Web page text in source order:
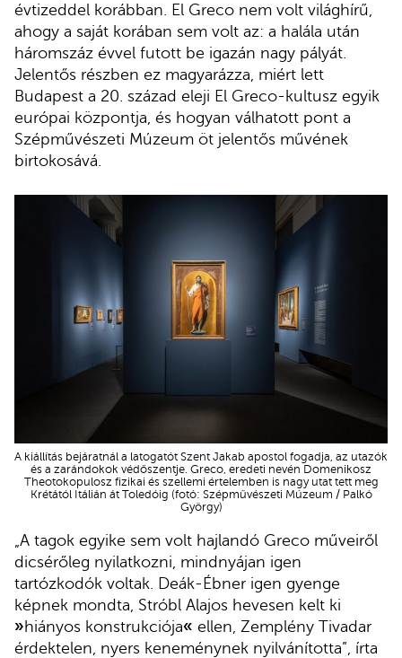
évtizeddel korábban. El Greco nem volt világhírű,
ahogy a saját korában sem volt az: a halála után
háromszáz évvel futott be igazán nagy pályát.
Jelentős részben ez magyarázza, miért lett
Budapest a 20. század eleji El Greco-kultusz egyik
európai központja, és hogyan válhatott pont a
Szépművészeti Múzeum öt jelentős művének
birtokosává.
A kiállítás bejáratnál a latogatót Szent Jakab apostol fogadja, az utazók
és a zarándokok védőszentje. Greco, eredeti nevén Domenikosz
Theotokopulosz fizikai és szellemi értelemben is nagy utat tett meg
Krétától Itálián át Toledóig (fotó: Szépművészeti Múzeum / Palkó
György)
„A tagok egyike sem volt hajlandó Greco műveiről
dicsérőleg nyilatkozni, mindnyájan igen
tartózkodók voltak. Deák-Ébner igen gyenge
képnek mondta, Stróbl Alajos hevesen kelt ki
»hiányos konstrukciója« ellen, Zemplény Tivadar
érdektelen, nyers keneménynek nyilvánította”, írta